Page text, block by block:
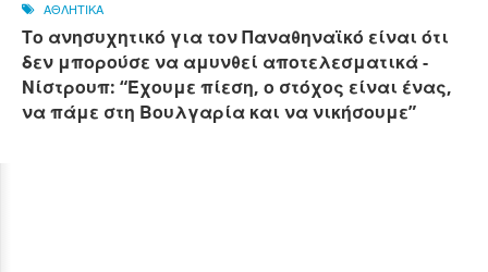
ΑΘΛΗΤΙΚΑ
Το ανησυχητικό για τον Παναθηναϊκό είναι ότι
δεν μπορούσε να αμυνθεί αποτελεσματικά -
Νίστρουπ: “Έχουμε πίεση, ο στόχος είναι ένας,
να πάμε στη Βουλγαρία και να νικήσουμε”